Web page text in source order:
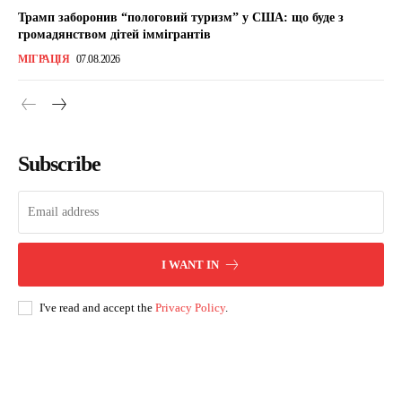
Трамп заборонив “пологовий туризм” у США: що буде з
громадянством дітей іммігрантів
МІГРАЦІЯ 07.08.2026
Subscribe
I WANT IN
I've read and accept the Privacy Policy.